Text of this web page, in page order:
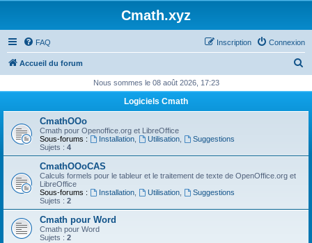
Cmath.xyz
FAQ Connexion
Inscription
Accueil du forum
h
r
Nous sommes le 08 août 2026, 17:23
Logiciels Cmath
CmathOOo
Cmath pour Openoffice.org et LibreOffice
Sous-forums :
Installation, Utilisation,
Suggestions
Sujets : 4
CmathOOoCAS
Calculs formels pour le tableur et le traitement de texte de OpenOffice.org et
LibreOffice
Sous-forums :
Installation, Utilisation,
Suggestions
Sujets : 2
Cmath pour Word
Cmath pour Word
Sujets : 2